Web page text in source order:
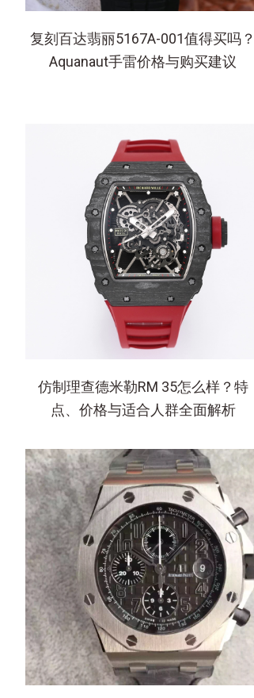
复刻百达翡丽5167A-001值得买吗？
Aquanaut手雷价格与购买建议
仿制理查德米勒RM 35怎么样？特
点、价格与适合人群全面解析